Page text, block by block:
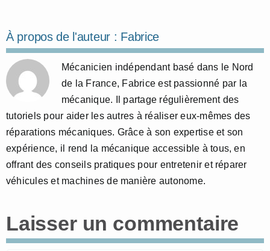
À propos de l'auteur : Fabrice
Mécanicien indépendant basé dans le Nord
de la France, Fabrice est passionné par la
mécanique. Il partage régulièrement des
tutoriels pour aider les autres à réaliser eux-mêmes des
réparations mécaniques. Grâce à son expertise et son
expérience, il rend la mécanique accessible à tous, en
offrant des conseils pratiques pour entretenir et réparer
véhicules et machines de manière autonome.
Laisser un commentaire